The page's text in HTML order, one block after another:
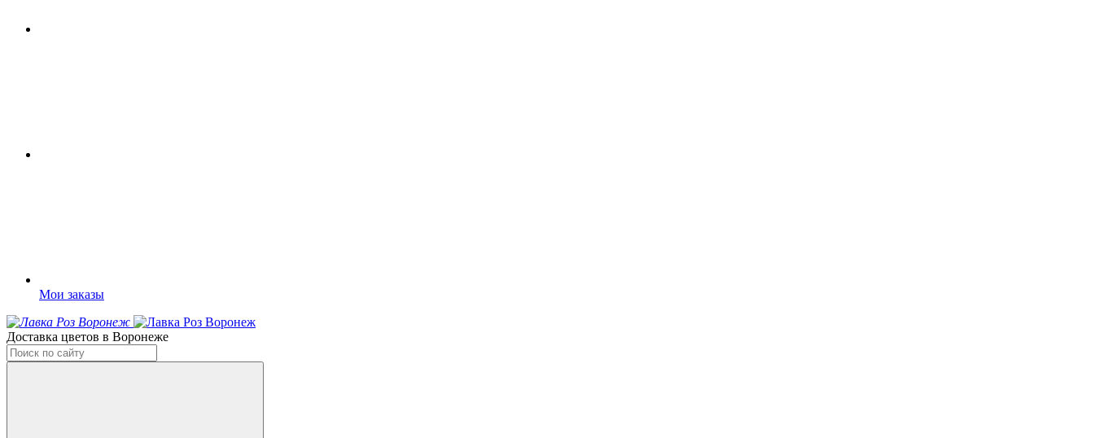
Мои заказы
Доставка цветов в Воронеже